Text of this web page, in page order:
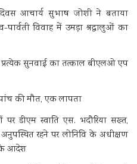
आचार्य सुभाष जोशी ने बताया
विवाह में उमड़ा श्रद्धालुओं का
सुनवाई का तत्काल बीएलओ एप
की मौत, एक लापता
डीएम स्वाति एस. भदौरिया सख्त,
रहने पर लोनिवि के अधीक्षण
के आदेश